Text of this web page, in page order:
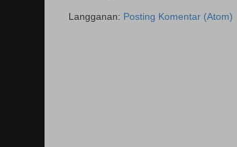
Langganan: Posting Komentar (Atom)